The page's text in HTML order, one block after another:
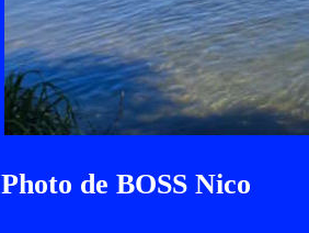
Photo de BOSS Nico